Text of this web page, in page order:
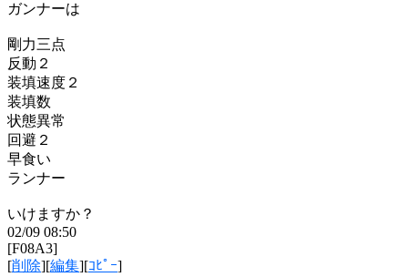
ガンナーは
剛力三点
反動２
装填速度２
装填数
状態異常
回避２
早食い
ランナー
いけますか？
02/09 08:50
[F08A3]
[削除][編集][ｺﾋﾟｰ]